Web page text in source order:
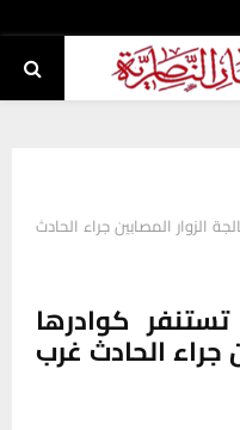
الزوار المصابين جراء الحادث
كوادرها
جراء الحادث غرب